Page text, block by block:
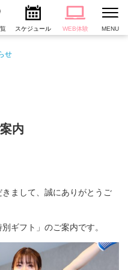
スケジュール WEB体験 MENU
せ
内
まして、誠にありがとうご
ギフト」のご案内です。